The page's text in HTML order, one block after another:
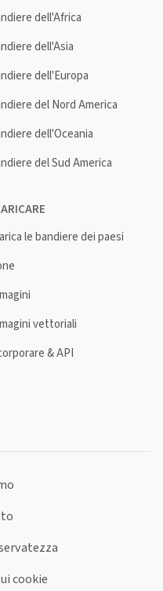
dell'Africa
dell'Asia
dell'Europa
del Nord America
dell'Oceania
del Sud America
le bandiere dei paesi
vettoriali
& API
cookie